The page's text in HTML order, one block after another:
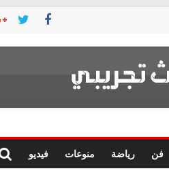
فن رياضة منوعات فيديو